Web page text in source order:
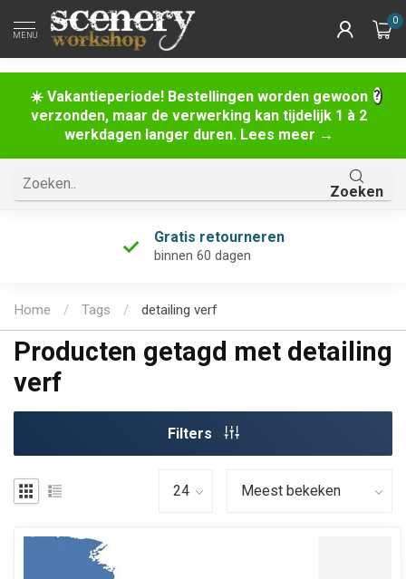
☀️ Vakantieperiode! Bestellingen worden gewoon
verzonden, maar de verwerking kan tijdelijk 1 à 2
werkdagen langer duren. Lees meer →
MENU
0
Zoeken
Gratis retourneren
binnen 60 dagen
Home / Tags / detailing verf
Producten getagd met detailing
verf
Filters